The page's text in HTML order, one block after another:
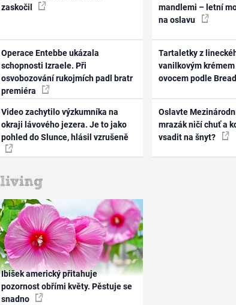
zaskočil
Operace Entebbe ukázala
schopnosti Izraele. Při
osvobozování rukojmích padl bratr
premiéra
Video zachytilo výzkumníka na
okraji lávového jezera. Je to jako
pohled do Slunce, hlásil vzrušeně
mandlemi – letní
na oslavu
Tartaletky z
vanilkovým
ovocem podle
Oslavte
mrazák ničí chuť a
vsadit na šnyt?
Ibišek americký přitahuje
pozornost obřími květy. Pěstuje se
snadno